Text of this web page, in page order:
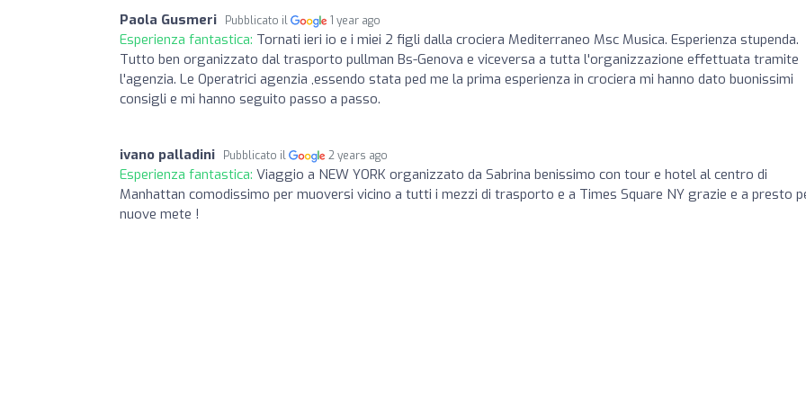
Paola Gusmeri Pubblicato il 1 year ago
Esperienza fantastica: Tornati ieri io e i miei 2 figli dalla crociera Mediterraneo Msc Musica. Esperienza stupenda.
Tutto ben organizzato dal trasporto pullman Bs-Genova e viceversa a tutta l'organizzazione effettuata tramite
l'agenzia. Le Operatrici agenzia ,essendo stata ped me la prima esperienza in crociera mi hanno dato buonissimi
consigli e mi hanno seguito passo a passo.
ivano palladini Pubblicato il 2 years ago
Esperienza fantastica: Viaggio a NEW YORK organizzato da Sabrina benissimo con tour e hotel al centro di
Manhattan comodissimo per muoversi vicino a tutti i mezzi di trasporto e a Times Square NY grazie e a presto
nuove mete !